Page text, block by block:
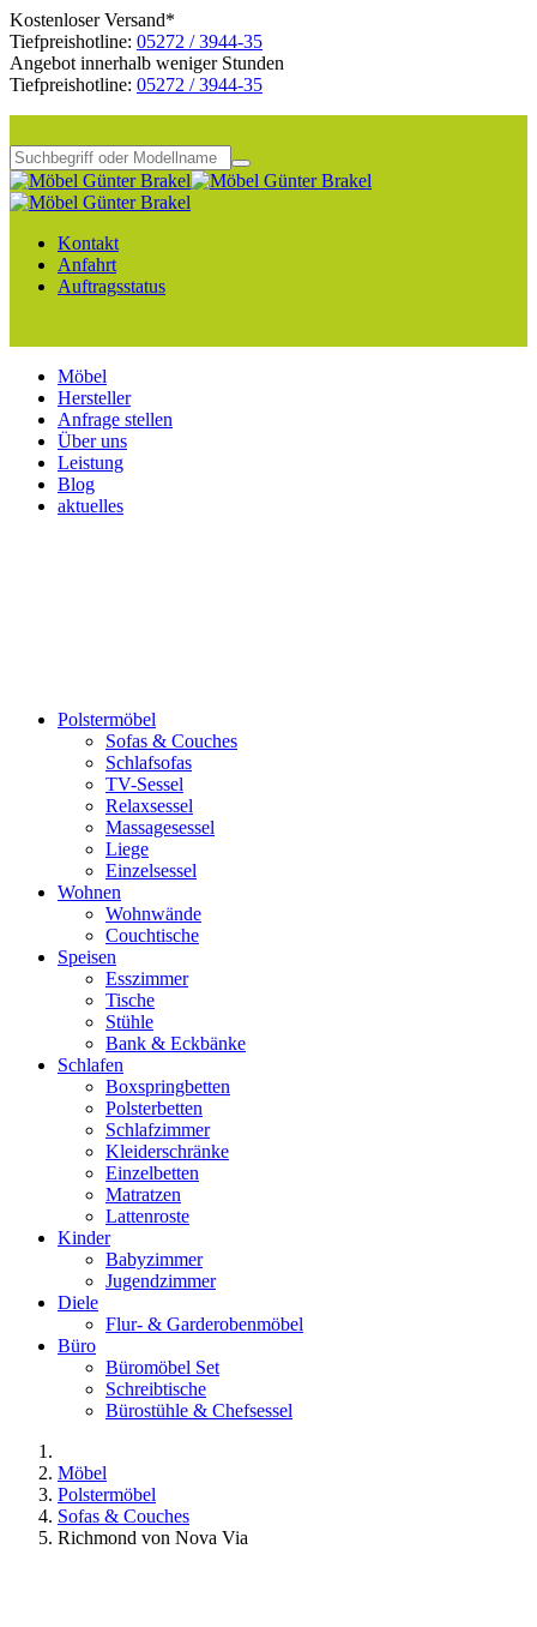
Kostenloser Versand*
Tiefpreishotline: 05272 / 3944-35
Angebot innerhalb weniger Stunden
Tiefpreishotline: 05272 / 3944-35
Kontakt
Anfahrt
Auftragsstatus
Möbel
Hersteller
Anfrage stellen
Über uns
Leistung
Blog
aktuelles
Polstermöbel
Sofas & Couches
Schlafsofas
TV-Sessel
Relaxsessel
Massagesessel
Liege
Einzelsessel
Wohnen
Wohnwände
Couchtische
Speisen
Esszimmer
Tische
Stühle
Bank & Eckbänke
Schlafen
Boxspringbetten
Polsterbetten
Schlafzimmer
Kleiderschränke
Einzelbetten
Matratzen
Lattenroste
Kinder
Babyzimmer
Jugendzimmer
Diele
Flur- & Garderobenmöbel
Büro
Büromöbel Set
Schreibtische
Bürostühle & Chefsessel
Möbel
Polstermöbel
Sofas & Couches
Richmond von Nova Via